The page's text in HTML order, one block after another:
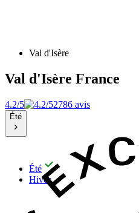
Val d'Isère
Val d'Isère France
4.2/5 2786 avis
Été
Été
Hiver